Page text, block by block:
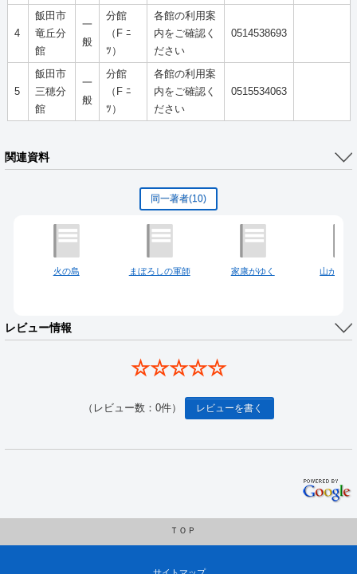
4
飯田市
竜丘分
館
一
般
分館
（F ﾆ
ﾂ）
各館の利用案
内をご確認く
ださい
0514538693
5
飯田市
三穂分
館
一
般
分館
（F ﾆ
ﾂ）
各館の利用案
内をご確認く
ださい
0515534063
関連資料
同一著者(10)
火の島 まぼろしの軍師 家康がゆく 山が見て
レビュー情報
☆☆☆☆☆
（レビュー数：0件） レビューを書く
ＴＯＰ